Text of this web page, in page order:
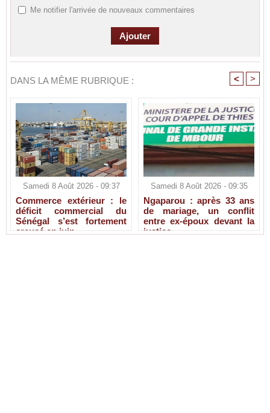
Me notifier l'arrivée de nouveaux commentaires
DANS LA MÊME RUBRIQUE : < >
Samedi 8 Août 2026 - 09:37
Commerce extérieur : le
déficit commercial du
Sénégal s’est fortement
creusé en juin
Samedi 8 Août 2026 - 09:35
Ngaparou : après 33 ans
de mariage, un conflit
entre ex-époux devant la
justice